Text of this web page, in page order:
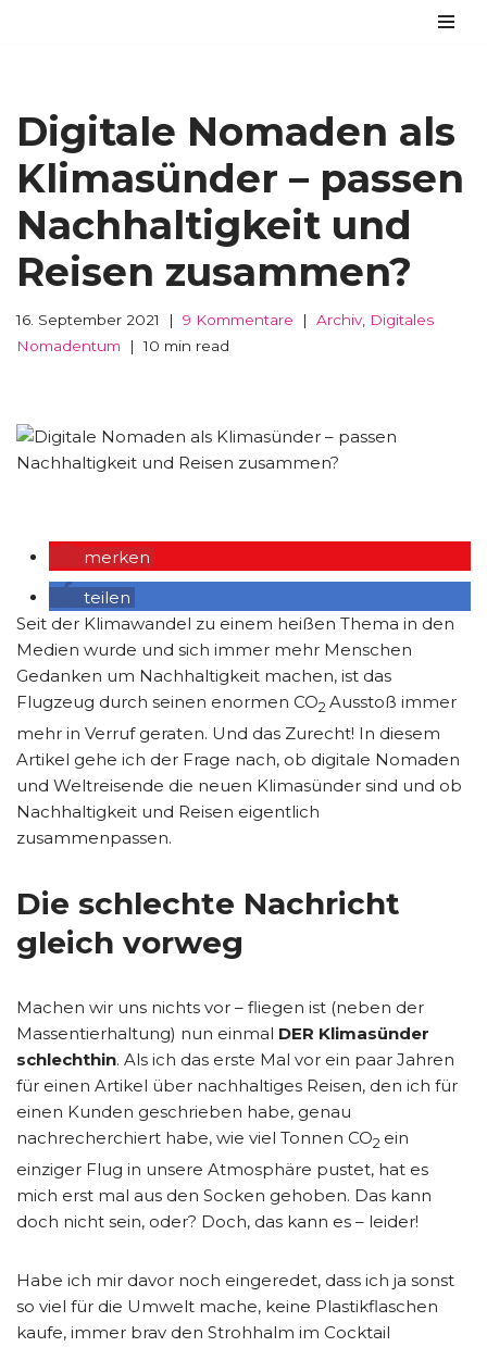
springen
Digitale Nomaden als
Klimasünder – passen
Nachhaltigkeit und
Reisen zusammen?
16. September 2021 9 Kommentare Archiv Digitales
Nomadentum
10 min read
merken
teilen
Seit der Klimawandel zu einem heißen Thema in den
Medien wurde und sich immer mehr Menschen
Gedanken um Nachhaltigkeit machen, ist das
Flugzeug durch seinen enormen CO2 Ausstoß immer
mehr in Verruf geraten. Und das Zurecht! In diesem
Artikel gehe ich der Frage nach, ob digitale Nomaden
und Weltreisende die neuen Klimasünder sind und ob
Nachhaltigkeit und Reisen eigentlich
zusammenpassen.
Die schlechte Nachricht
gleich vorweg
Machen wir uns nichts vor – fliegen ist (neben der
Massentierhaltung) nun einmal DER Klimasünder
schlechthin. Als ich das erste Mal vor ein paar Jahren
für einen Artikel über nachhaltiges Reisen, den ich für
einen Kunden geschrieben habe, genau
nachrecherchiert habe, wie viel Tonnen CO2 ein
einziger Flug in unsere Atmosphäre pustet, hat es
mich erst mal aus den Socken gehoben. Das kann
doch nicht sein, oder? Doch, das kann es – leider!
Habe ich mir davor noch eingeredet, dass ich ja sonst
so viel für die Umwelt mache, keine Plastikflaschen
kaufe, immer brav den Strohhalm im Cocktail